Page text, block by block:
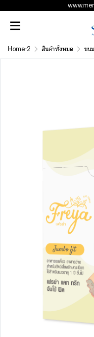
Home-2 สินค้าทั้งหมด ขน